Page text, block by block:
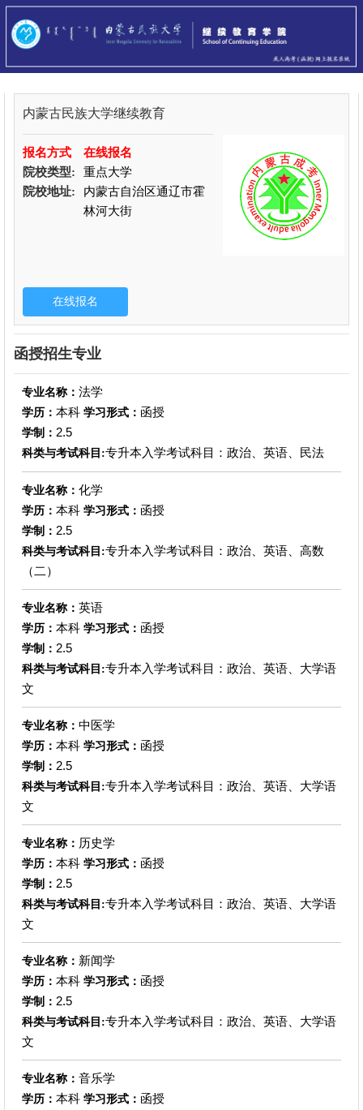
内蒙古民族大学继续教育
报名方式
在线报名
院校类型:
重点大学
院校地址:
内蒙古自治区通辽市霍
林河大街
函授招生专业
专业名称： 法学
学历： 本科 学习形式： 函授
学制： 2.5
科类与考试科目:专升本入学考试科目：政治、英语、民法
专业名称： 化学
学历： 本科 学习形式： 函授
学制： 2.5
科类与考试科目:专升本入学考试科目：政治、英语、高数
（二）
专业名称： 英语
学历： 本科 学习形式： 函授
学制： 2.5
科类与考试科目:专升本入学考试科目：政治、英语、大学语
文
专业名称： 中医学
学历： 本科 学习形式： 函授
学制： 2.5
科类与考试科目:专升本入学考试科目：政治、英语、大学语
文
专业名称： 历史学
学历： 本科 学习形式： 函授
学制： 2.5
科类与考试科目:专升本入学考试科目：政治、英语、大学语
文
专业名称： 新闻学
学历： 本科 学习形式： 函授
学制： 2.5
科类与考试科目:专升本入学考试科目：政治、英语、大学语
文
专业名称： 音乐学
学历： 本科 学习形式： 函授